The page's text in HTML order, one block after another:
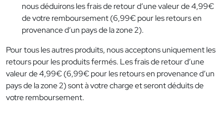
nous déduirons les frais de retour d’une valeur de 4,99€
de votre remboursement (6,99€ pour les retours en
provenance d’un pays de la zone 2).
Pour tous les autres produits, nous acceptons uniquement les
retours pour les produits fermés. Les frais de retour d’une
valeur de 4,99€ (6,99€ pour les retours en provenance d’un
pays de la zone 2) sont à votre charge et seront déduits de
votre remboursement.